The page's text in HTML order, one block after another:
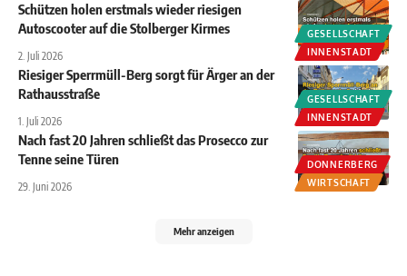
GESELLSCHAFT
INNENSTADT
Schützen holen erstmals wieder riesigen
Autoscooter auf die Stolberger Kirmes
2. Juli 2026
GESELLSCHAFT
INNENSTADT
Riesiger Sperrmüll-Berg sorgt für Ärger an der
Rathausstraße
1. Juli 2026
DONNERBERG
WIRTSCHAFT
Nach fast 20 Jahren schließt das Prosecco zur
Tenne seine Türen
29. Juni 2026
Mehr anzeigen